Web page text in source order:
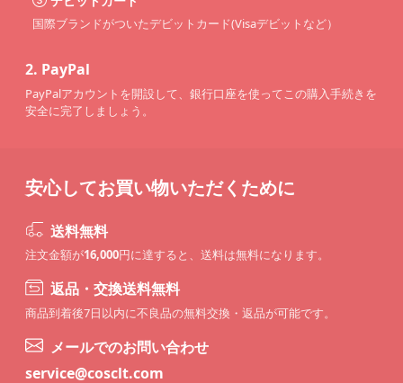
国際ブランドがついたデビットカード(Visaデビットなど）
2. PayPal
PayPalアカウントを開設して、銀行口座を使ってこの購入手続きを
安全に完了しましょう。
安心してお買い物いただくために
送料無料
注文金額が16,000円に達すると、送料は無料になります。
返品・交換送料無料
商品到着後7日以内に不良品の無料交換・返品が可能です。
メールでのお問い合わせ
service@cosclt.com